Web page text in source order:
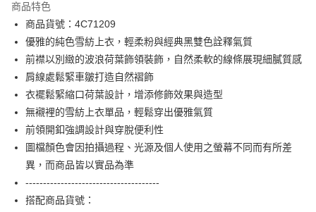
合作金庫商業銀行
華南商業銀行
上海商業儲蓄銀行
台北富邦商業銀行
國泰世華商業銀行
兆豐國際商業銀行
臺灣中小企業銀行
匯豐（台灣）商業銀行
華泰商業銀行
聯邦商業銀行
遠東國際商業銀行
元大商業銀行
永豐商業銀行
玉山商業銀行
台新國際商業銀行
中國信託商業銀行
台灣樂天信用卡公司
LINE Pay
Apple Pay
街口支付
AFTEE先享後付
相關說明
【關於「AFTEE先享後付」】
AFTEE先享後付是「在收到商品之後才付款」的支付方式。 讓您購物簡單
便利好安心！
１．簡單：不需註冊會員、不需綁卡、不需儲值。
２．便利：只要手機號碼，簡訊認證，即可結帳。
付款後全家FamilyMart取貨
商品特色
商品貨號：4C71209
優雅的純色雪紡上衣，輕柔粉與經典黑雙色詮釋氣質
前襟以別緻的波浪荷葉飾領裝飾，自然柔軟的線條展現細膩質感
肩線處鬆緊車皺打造自然褶飾
衣襬鬆緊縮口荷葉設計，增添修飾效果與造型
無襯裡的雪紡上衣單品，輕鬆穿出優雅氣質
前領開釦強調設計與穿脫便利性
圖檔顏色會因拍攝過程、光源及個人使用之螢幕不同而有所差
異，而商品皆以實品為準
--------------------------------------
搭配商品貨號：